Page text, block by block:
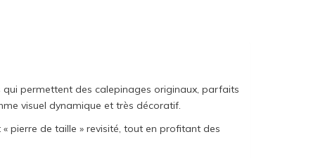
permettent des calepinages originaux, parfaits
visuel dynamique et très décoratif.
pierre de taille » revisité, tout en profitant des